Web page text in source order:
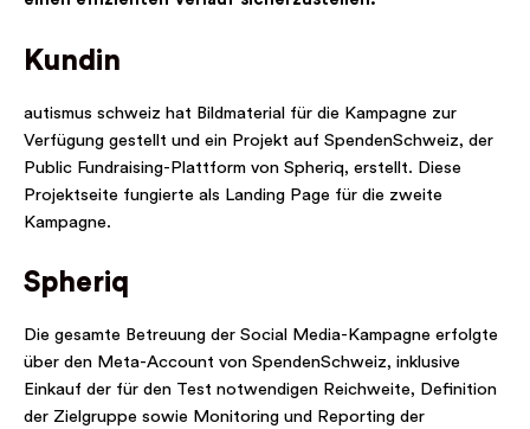
Kundin
autismus schweiz hat Bildmaterial für die Kampagne zur
Verfügung gestellt und ein Projekt auf SpendenSchweiz, der
Public Fundraising-Plattform von Spheriq, erstellt. Diese
Projektseite fungierte als Landing Page für die zweite
Kampagne.
Spheriq
Die gesamte Betreuung der Social Media-Kampagne erfolgte
über den Meta-Account von SpendenSchweiz, inklusive
Einkauf der für den Test notwendigen Reichweite, Definition
der Zielgruppe sowie Monitoring und Reporting der